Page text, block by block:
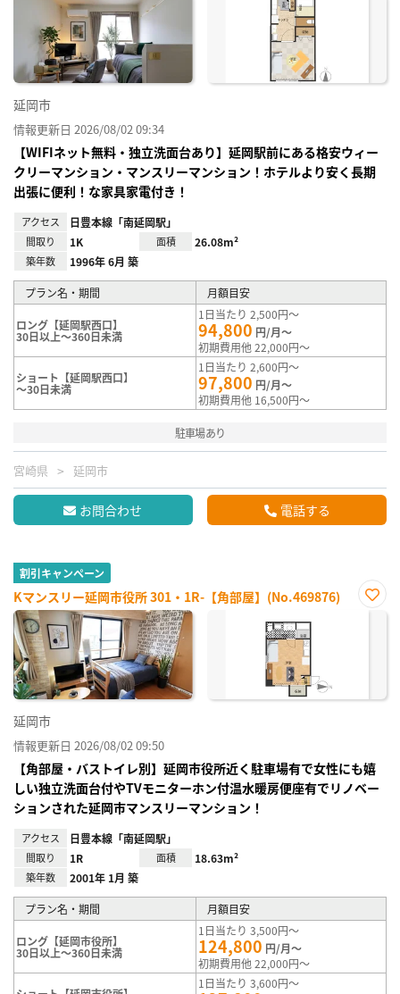
延岡市
情報更新日 2026/08/02 09:34
【WIFIネット無料・独立洗面台あり】延岡駅前にある格安ウィー
クリーマンション・マンスリーマンション！ホテルより安く長期
出張に便利！な家具家電付き！
アクセス 日豊本線「南延岡駅」
間取り 1K 面積 26.08m²
築年数 1996年 6月 築
プラン名・期間 月額目安
ロング【延岡駅西口】
30日以上～360日未満
1日当たり 2,500円～
94,800 円/月～
初期費用他 22,000円～
ショート【延岡駅西口】
～30日未満
1日当たり 2,600円～
97,800 円/月～
初期費用他 16,500円～
駐車場あり
宮崎県 延岡市
お問合わせ 電話する
割引キャンペーン
Kマンスリー延岡市役所 301・1R-【角部屋】(No.469876)
お気
延岡市
情報更新日 2026/08/02 09:50
【角部屋・バストイレ別】延岡市役所近く駐車場有で女性にも嬉
しい独立洗面台付やTVモニターホン付温水暖房便座有でリノベー
ションされた延岡市マンスリーマンション！
アクセス 日豊本線「南延岡駅」
間取り 1R 面積 18.63m²
築年数 2001年 1月 築
プラン名・期間 月額目安
ロング【延岡市役所】
30日以上～360日未満
1日当たり 3,500円～
124,800 円/月～
初期費用他 22,000円～
1日当たり 3,600円～